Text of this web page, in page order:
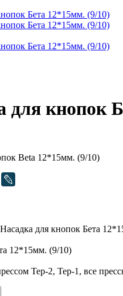
для кнопок
Beta 12*15мм. (9/10)
для кнопок Бета
12*15мм. (9/10)
Тер-2, Тер-1, все